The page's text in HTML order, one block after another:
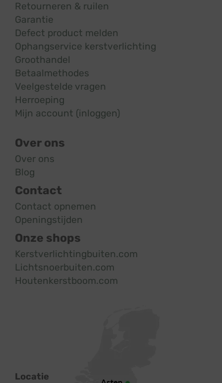
Retourneren & ruilen
Garantie
Defect product melden
Ophangservice kerstverlichting
Groothandel
Betaalmethodes
Veelgestelde vragen
Herroeping
Mijn account (inloggen)
Over ons
Over ons
Blog
Contact
Contact opnemen
Openingstijden
Onze shops
Kerstverlichtingbuiten.com
Lichtsnoerbuiten.com
Houtenkerstboom.com
Locatie